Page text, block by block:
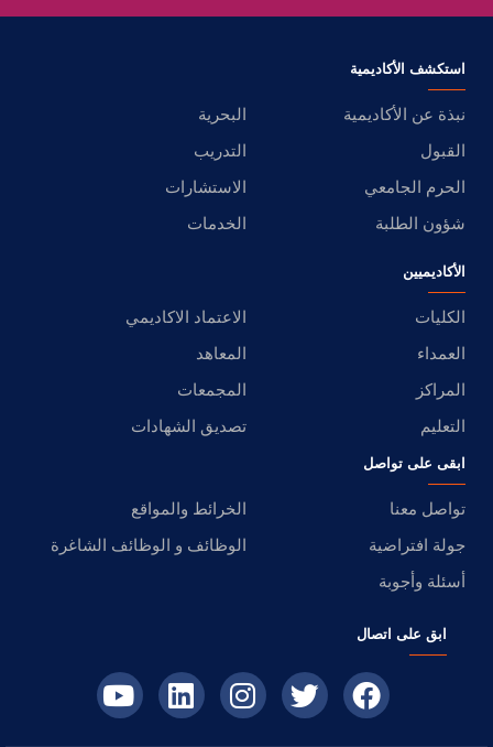
استكشف الأكاديمية
نبذة عن الأكاديمية
البحرية
القبول
التدريب
الحرم الجامعي
الاستشارات
شؤون الطلبة
الخدمات
الأكاديميين
الكليات
الاعتماد الاكاديمي
العمداء
المعاهد
المراكز
المجمعات
التعليم
تصديق الشهادات
ابقى على تواصل
تواصل معنا
الخرائط والمواقع
جولة افتراضية
الوظائف و الوظائف الشاغرة
أسئلة وأجوبة
ابق على اتصال